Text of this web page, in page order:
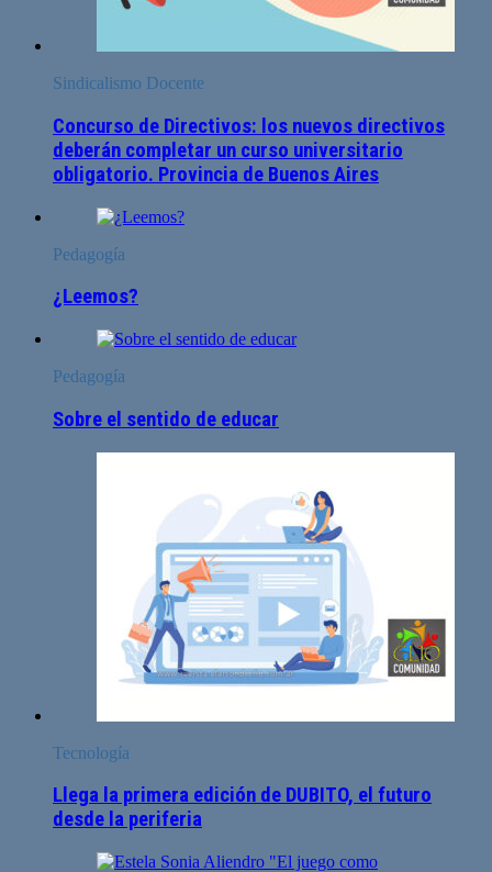
Sindicalismo Docente
Concurso de Directivos: los nuevos directivos
deberán completar un curso universitario
obligatorio. Provincia de Buenos Aires
Pedagogía
¿Leemos?
Pedagogía
Sobre el sentido de educar
Tecnología
Llega la primera edición de DUBITO, el futuro
desde la periferia